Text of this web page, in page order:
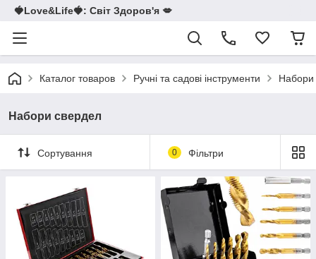
🍓Love&Life🍓: Світ Здоров'я 💋
Каталог товаров Ручні та садові інструменти Набори
Набори свердел
Сортування 0 Фільтри